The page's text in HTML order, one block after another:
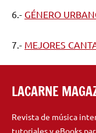
6.- GÉNERO
7.- MEJORES
LACARNE
Revista de música
tutoriales y eBooks